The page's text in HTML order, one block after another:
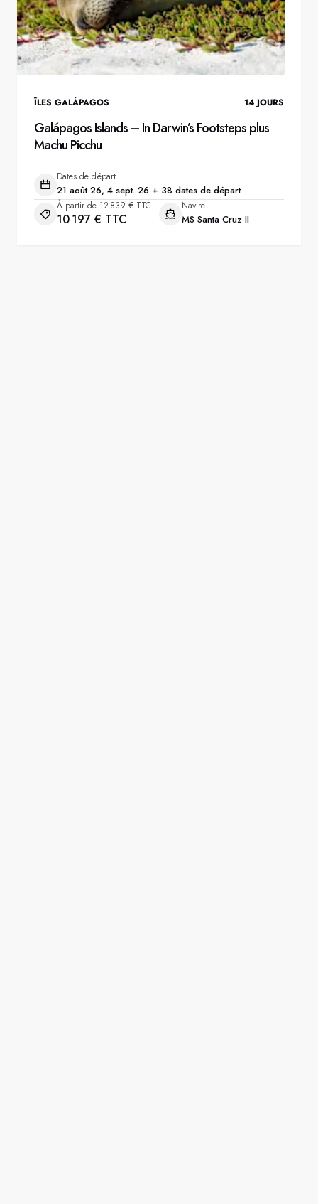
ÎLES GALÁPAGOS 14 JOURS
Galápagos Islands – In Darwin’s Footsteps plus
Machu Picchu
Dates de départ
21 août 26, 4 sept. 26 + 38 dates de départ
À partir de 12 839 € TTC
10 197 € TTC
Navire
MS Santa Cruz II